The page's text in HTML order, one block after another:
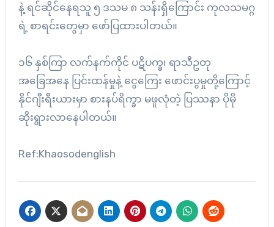
နဲ့ ရင်ဆိုင်နေရသူ ၅ ဒသမ ၈ သန်းရှိကြောင်း ကုလသမဂ္ဂ
ရဲ့ စာရင်းတွေမှာ ဖော်ပြထားပါတယ်။
၁၆ နှစ်ကြာ လက်နက်ကိုင် ပဋိပက္ခ၊ ရာသီဥတု
အခြေအနေ ပြင်းထန်မှုနဲ့ ငွေကြေး ဖောင်းပွမှုတို့ကြောင့်
နိုင်ဂျီးရီးယားမှာ စားနပ်ရိက္ခာ မဖူလုံတဲ့ ပြဿနာ ပိုမို
ဆိုးရွားလာနေပါတယ်။
Ref:Khaosodenglish